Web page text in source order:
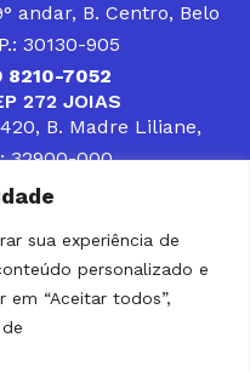
sua experiência de
personalizado e
em “Aceitar todos”,
andar, B. Centro, Belo
30130-905
8210-7052
272 JOIAS
B. Madre Liliane,
32900-000
ou (31) 9 8309-8660
AÇÕES E SERVIÇOS
A ASSISTÊNCIA À
QUE ATUA, SENDO
CONSORCIADOS NA
ENFRENTADAS POR
COMPROMISSO DO